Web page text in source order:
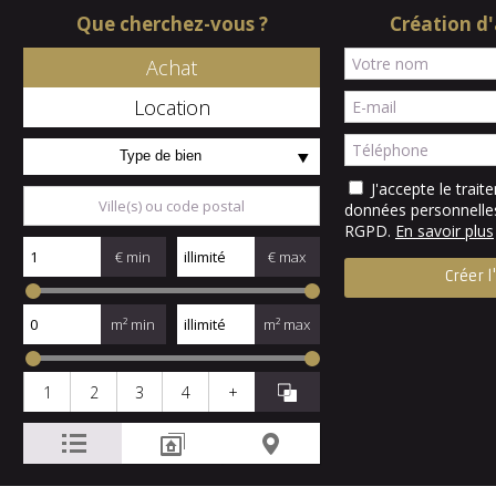
Que cherchez-vous ?
Achat
Location
Type de bien
€ min € max
m² min m² max
1 2 3 4 +
Création
J'accepte le
données
RGPD. En savoir plus